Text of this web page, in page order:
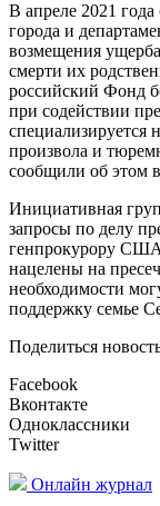
В апреле 2021 года
города и
возмещения
смерти их
российский Фонд
при содействии
специализируется
произвола и
сообщили об этом
Инициативная
запросы по делу
генпрокурору
нацелены на
необходимости
поддержку семье
Поделиться
Facebook
Вконтакте
Одноклассники
Twitter
Онлайн журнал